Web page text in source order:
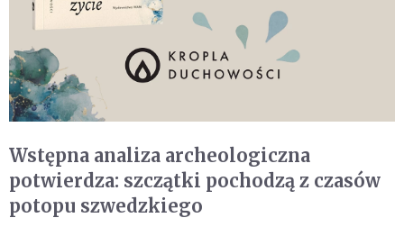
Wstępna analiza archeologiczna
potwierdza: szczątki pochodzą z czasów
potopu szwedzkiego